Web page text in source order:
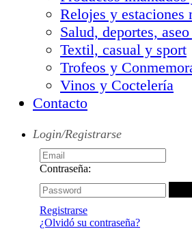
Relojes y estaciones
Salud, deportes,
Textil, casual y sport
Trofeos y
Vinos y Coctelería
Contacto
Login/Registrarse
Contraseña:
Registrarse
¿Olvidó su contraseña?